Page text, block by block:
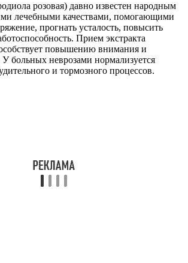
розовая) давно известен народным
лечебными качествами, помогающими
прогнать усталость, повысить
Прием экстракта
повышению внимания и
больных неврозами нормализуется
и тормозного процессов.